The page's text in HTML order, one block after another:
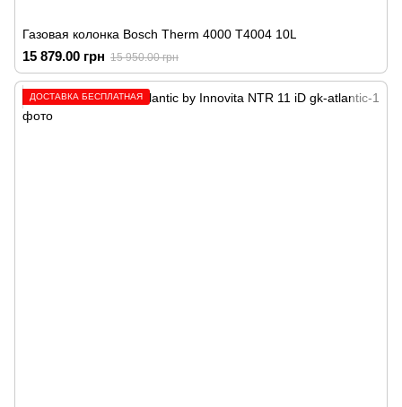
Газовая колонка Bosch Therm 4000 T4004 10L
15 879.00 грн 15 950.00 грн
ДОСТАВКА БЕСПЛАТНАЯ